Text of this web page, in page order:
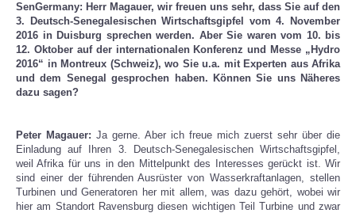
SenGermany: Herr Magauer, wir freuen uns sehr, dass Sie auf den
3. Deutsch-Senegalesischen Wirtschaftsgipfel vom 4. November
2016 in Duisburg sprechen werden. Aber Sie waren vom 10. bis
12. Oktober auf der internationalen Konferenz und Messe „Hydro
2016“ in Montreux (Schweiz), wo Sie u.a. mit Experten aus Afrika
und dem Senegal gesprochen haben. Können Sie uns Näheres
dazu sagen?
Peter Magauer: Ja gerne. Aber ich freue mich zuerst sehr über die
Einladung auf Ihren 3. Deutsch-Senegalesischen Wirtschaftsgipfel,
weil Afrika für uns in den Mittelpunkt des Interesses gerückt ist. Wir
sind einer der führenden Ausrüster von Wasserkraftanlagen, stellen
Turbinen und Generatoren her mit allem, was dazu gehört, wobei wir
hier am Standort Ravensburg diesen wichtigen Teil Turbine und zwar